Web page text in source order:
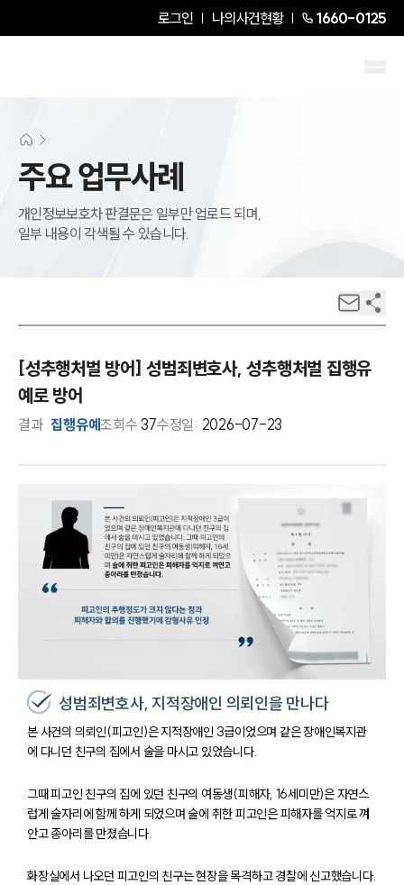
로그인 나의사건현황 1660-0125
주요 업무사례
개인정보보호차 판결문은 일부만 업로드 되며,
일부 내용이 각색될 수 있습니다.
[성추행처벌 방어] 성범죄변호사, 성추행처벌 집행유
예로 방어
결과 집행유예조회수 37수정일: 2026-07-23
성범죄변호사, 지적장애인 의뢰인을 만나다
본 사건의 의뢰인(피고인)은 지적장애인 3급이었으며 같은 장애인복지관
에 다니던 친구의 집에서 술을 마시고 있었습니다.
그때 피고인 친구의 집에 있던 친구의 여동생(피해자, 16세미만)은 자연스
럽게 술자리에 함께 하게 되었으며 술에 취한 피고인은 피해자를 억지로 껴
안고 종아리를 만졌습니다.
화장실에서 나오던 피고인의 친구는 현장을 목격하고 경찰에 신고했습니다.